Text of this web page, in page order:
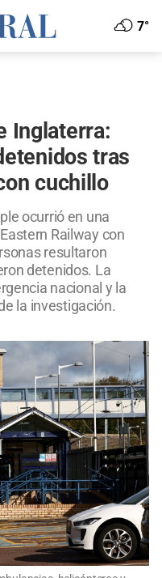
7°
Inglaterra:
tras
cuchillo
ocurrió en una
Railway con
resultaron
detenidos. La
nacional y la
la investigación.